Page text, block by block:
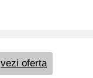
vezi oferta